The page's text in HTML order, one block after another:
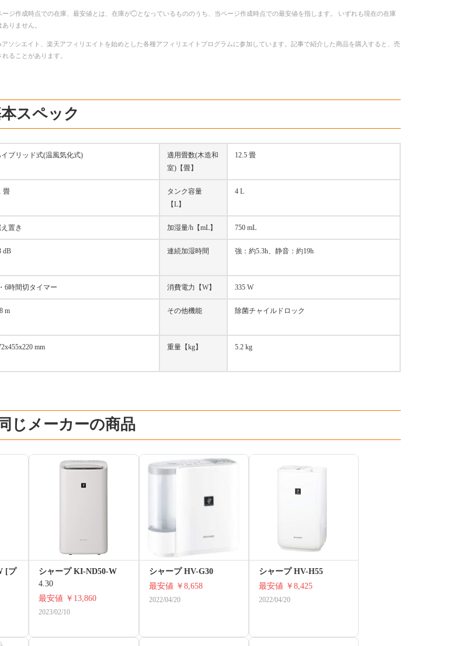
ジ作成時点での在庫、最安値とは、在庫が◯となっているもののうち、当ページ作成時点での最安値を指します。 いずれも現在の在庫
りません。
ソシエイト、楽天アフィリエイトを始めとした各種アフィリエイトプログラムに参加しています。記事で紹介した商品を購入すると、売
ることがあります。
スペック
イブリッド式(温風気化式)
適用畳数(木造和
室)【畳】
12.5 畳
畳
タンク容量
【L】
4 L
置き 加湿量/h【mL】 750 mL
dB 連続加湿時間 強：約5.3h、静音：約19h
6時間切タイマー 消費電力【W】 335 W
m その他機能 除菌チャイルドロック
mm 重量【kg】 5.2 kg
じメーカーの商品
[プ
シャープ KI-ND50-W
4.30
最安値 ￥13,860
2023/02/10
シャープ HV-G30
最安値 ￥8,658
2022/04/20
シャープ HV-H55
最安値 ￥8,425
2022/04/20